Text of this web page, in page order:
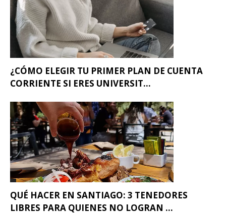
¿CÓMO ELEGIR TU PRIMER PLAN DE CUENTA
CORRIENTE SI ERES UNIVERSIT...
QUÉ HACER EN SANTIAGO: 3 TENEDORES
LIBRES PARA QUIENES NO LOGRAN ...